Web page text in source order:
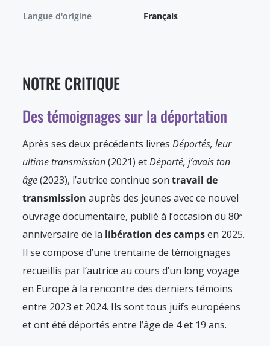
Langue d'origine
Français
NOTRE CRITIQUE
Des témoignages sur la déportation
Après ses deux précédents livres Déportés, leur
ultime transmission(2021) etDéporté, j’avais ton
âge(2023), l’autrice continue son travail de
transmission auprès des jeunes avec ce nouvel
ouvrage documentaire, publié à l’occasion du 80ᵉ
anniversaire de la libération des campsen 2025.
Il se compose d’une trentaine de témoignages
recueillis par l’autrice au cours d’un long voyage
en Europe à la rencontre des derniers témoins
entre 2023 et 2024. Ils sont tous juifs européens
et ont été déportés entre l’âge de 4 et 19 ans.